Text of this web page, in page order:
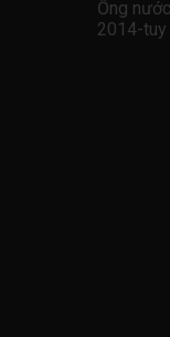
Ống
2014-